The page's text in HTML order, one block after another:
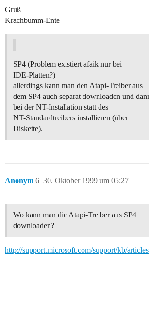
Gruß
Krachbumm-Ente
SP4 (Problem existiert afaik nur bei
IDE-Platten?)
allerdings kann man den Atapi-Treiber aus
dem SP4 auch separat downloaden und
bei der NT-Installation statt des
NT-Standardtreibers installieren (über
Diskette).
Anonym 30. Oktober 1999 um 05:27
6
Wo kann man die Atapi-Treiber aus SP4
downloaden?
http://support.microsoft.com/support/kb/